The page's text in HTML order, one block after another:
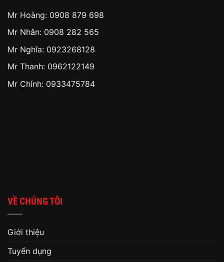
Mr Hoàng: 0908 879 698
Mr Nhân: 0908 282 565
Mr Nghĩa: 0923268128
Mr Thanh: 0962122149
Mr Chính: 0933475784
VỀ CHÚNG TÔI
Giới thiệu
Tuyển dụng